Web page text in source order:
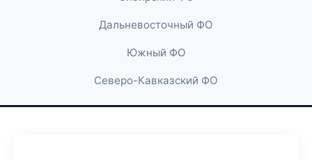
Дальневосточный ФО
Южный ФО
Северо-Кавказский ФО